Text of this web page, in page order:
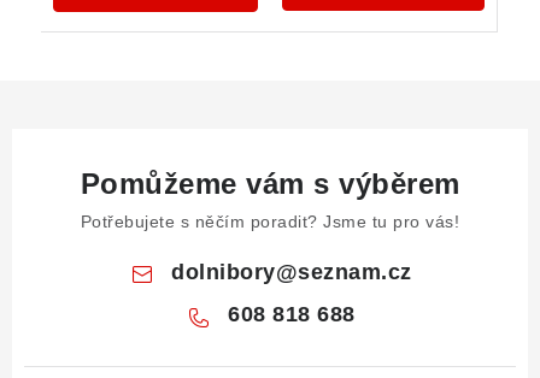
Pomůžeme vám s výběrem
Potřebujete s něčím poradit? Jsme tu pro vás!
dolnibory@seznam.cz
608 818 688